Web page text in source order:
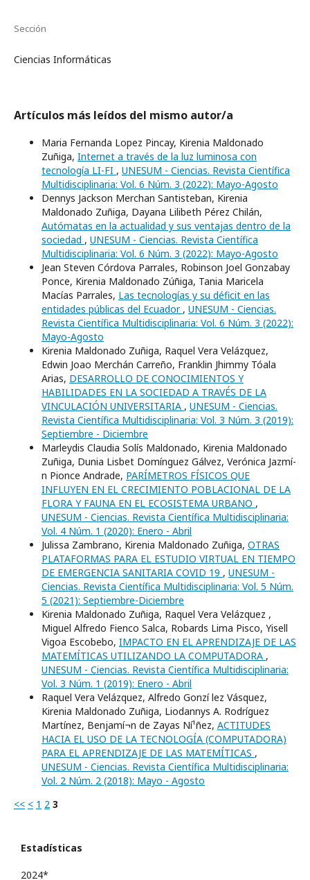
Sección
Ciencias Informáticas
Artículos más leídos del mismo autor/a
Maria Fernanda Lopez Pincay, Kirenia Maldonado
Zuñiga, Internet a través de la luz luminosa con
tecnología LI-FI , UNESUM - Ciencias. Revista Científica
Multidisciplinaria: Vol. 6 Núm. 3 (2022): Mayo-Agosto
Dennys Jackson Merchan Santisteban, Kirenia
Maldonado Zuñiga, Dayana Lilibeth Pérez Chilán,
Autómatas en la actualidad y sus ventajas dentro de la
sociedad , UNESUM - Ciencias. Revista Científica
Multidisciplinaria: Vol. 6 Núm. 3 (2022): Mayo-Agosto
Jean Steven Córdova Parrales, Robinson Joel Gonzabay
Ponce, Kirenia Maldonado Zúñiga, Tania Maricela
Macías Parrales, Las tecnologías y su déficit en las
entidades públicas del Ecuador , UNESUM - Ciencias.
Revista Científica Multidisciplinaria: Vol. 6 Núm. 3 (2022):
Mayo-Agosto
Kirenia Maldonado Zuñiga, Raquel Vera Velázquez,
Edwin Joao Merchán Carreño, Franklin Jhimmy Tóala
Arias, DESARROLLO DE CONOCIMIENTOS Y
HABILIDADES EN LA SOCIEDAD A TRAVÉS DE LA
VINCULACIÓN UNIVERSITARIA , UNESUM - Ciencias.
Revista Científica Multidisciplinaria: Vol. 3 Núm. 3 (2019):
Septiembre - Diciembre
Marleydis Claudia Solí­s Maldonado, Kirenia Maldonado
Zuñiga, Dunia Lisbet Domí­nguez Gálvez, Verónica Jazmí­
n Pionce Andrade, PARÍMETROS FÍSICOS QUE
INFLUYEN EN EL CRECIMIENTO POBLACIONAL DE LA
FLORA Y FAUNA EN EL ECOSISTEMA URBANO ,
UNESUM - Ciencias. Revista Científica Multidisciplinaria:
Vol. 4 Núm. 1 (2020): Enero - Abril
Julissa Zambrano, Kirenia Maldonado Zuñiga, OTRAS
PLATAFORMAS PARA EL ESTUDIO VIRTUAL EN TIEMPO
DE EMERGENCIA SANITARIA COVID 19 , UNESUM -
Ciencias. Revista Científica Multidisciplinaria: Vol. 5 Núm.
5 (2021): Septiembre-Diciembre
Kirenia Maldonado Zuñiga, Raquel Vera Velázquez ,
Miguel Alfredo Fienco Salca, Robards Lima Pisco, Yisell
Vigoa Escobebo, IMPACTO EN EL APRENDIZAJE DE LAS
MATEMÍTICAS UTILIZANDO LA COMPUTADORA ,
UNESUM - Ciencias. Revista Científica Multidisciplinaria:
Vol. 3 Núm. 1 (2019): Enero - Abril
Raquel Vera Velázquez, Alfredo Gonzí lez Vásquez,
Kirenia Maldonado Zuñiga, Liodannys A. Rodrí­guez
Martí­nez, Benjamí¬n de Zayas Ní¹ñez, ACTITUDES
HACIA EL USO DE LA TECNOLOGÍA (COMPUTADORA)
PARA EL APRENDIZAJE DE LAS MATEMÍTICAS ,
UNESUM - Ciencias. Revista Científica Multidisciplinaria:
Vol. 2 Núm. 2 (2018): Mayo - Agosto
<< < 1 2 3
Estadísticas
2024*